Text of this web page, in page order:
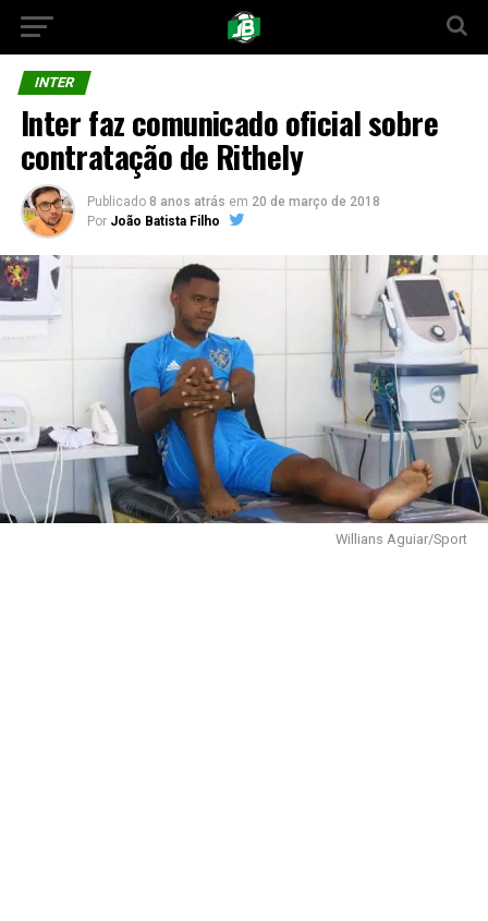
INTER
Inter faz comunicado oficial sobre
contratação de Rithely
Publicado 8 anos atrás em 20 de março de 2018
Por João Batista Filho
Willians Aguiar/Sport